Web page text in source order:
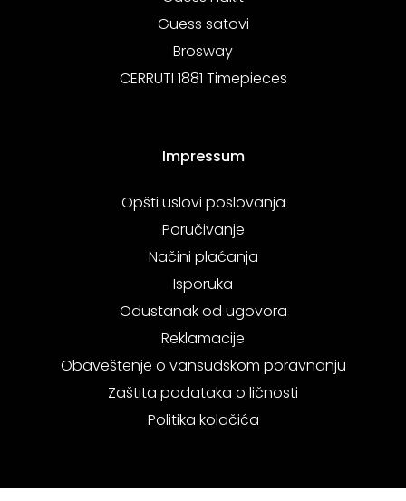
Guess satovi
Brosway
CERRUTI 1881 Timepieces
Impressum
Opšti uslovi poslovanja
Poručivanje
Načini plaćanja
Isporuka
Odustanak od ugovora
Reklamacije
Obaveštenje o vansudskom poravnanju
Zaštita podataka o ličnosti
Politika kolačića